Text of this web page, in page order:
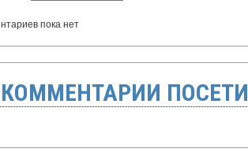
пока нет
КОММЕНТАРИИ